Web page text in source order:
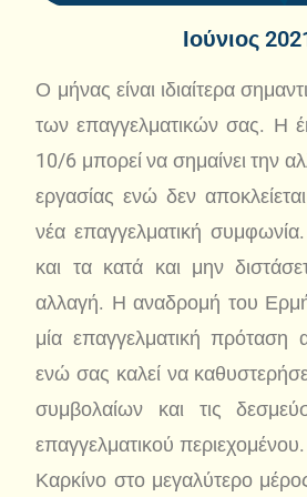
Ιούνιος
Ο μήνας είναι ιδιαίτερα
των επαγγελματικών σας. Η
10/6 μπορεί να σημαίνει την
εργασίας ενώ δεν
νέα επαγγελματική
και τα κατά και μην
αλλαγή. Η αναδρομή του
μία επαγγελματική
ενώ σας καλεί να
συμβολαίων και τις
επαγγελματικού
Καρκίνο στο μεγαλύτερο